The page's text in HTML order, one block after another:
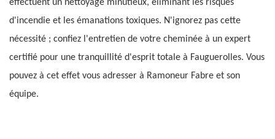
effectuent un nettoyage minutieux, éliminant les risques
d'incendie et les émanations toxiques. N'ignorez pas cette
nécessité ; confiez l'entretien de votre cheminée à un expert
certifié pour une tranquillité d'esprit totale à Fauguerolles. Vous
pouvez à cet effet vous adresser à Ramoneur Fabre et son
équipe.